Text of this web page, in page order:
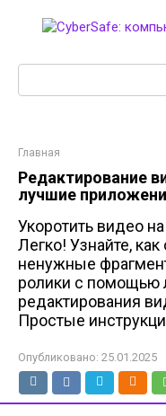
Главная
Редактирование
лучшие
Укоротить видео
Легко! Узнайте,
ненужные
ролики с помощью
редактирования
Простые
Опубликовано: 25.01.2025